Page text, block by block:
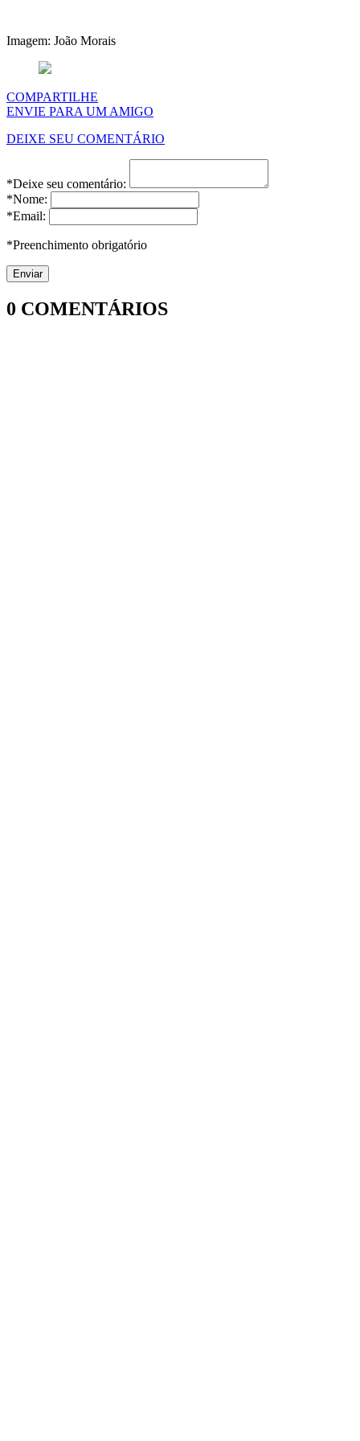
Imagem: João Morais
COMPARTILHE
ENVIE PARA UM AMIGO
DEIXE SEU COMENTÁRIO
*Deixe seu comentário:
*Nome:
*Email:
*Preenchimento obrigatório
0 COMENTÁRIOS